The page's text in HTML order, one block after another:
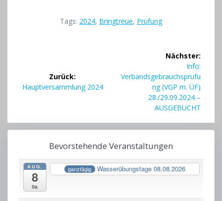
Tags: 2024, Bringtreue, Prüfung
Zurück:
Vorheriger
Hauptversammlung 2024
Nächster:
Nächster
Beitrag:
Info:
Verbandsgebrauchsprüfu
ng (VGP m. ÜF)
28./29.09.2024 –
AUSGEBUCHT
Bevorstehende Veranstaltungen
AUG.
8
Sa.
ganztägig Wasserübungstage 08.08.2026